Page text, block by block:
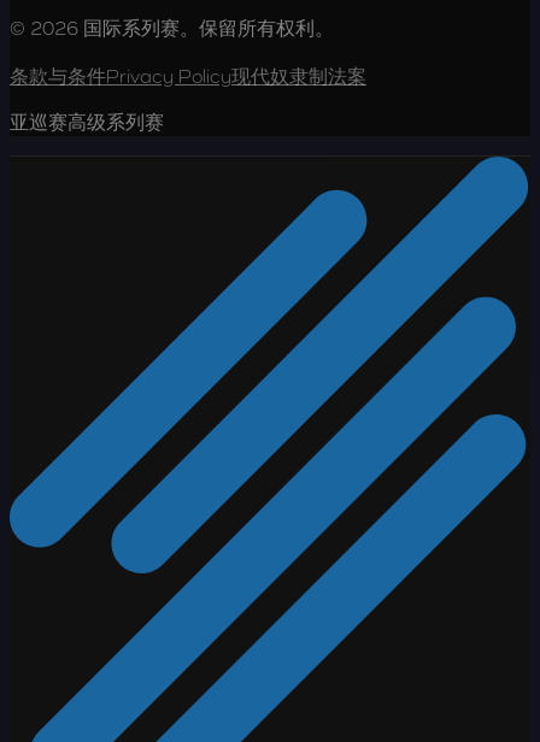
© 2026 国际系列赛。保留所有权利。
条款与条件Privacy Policy现代奴隶制法案
亚巡赛高级系列赛